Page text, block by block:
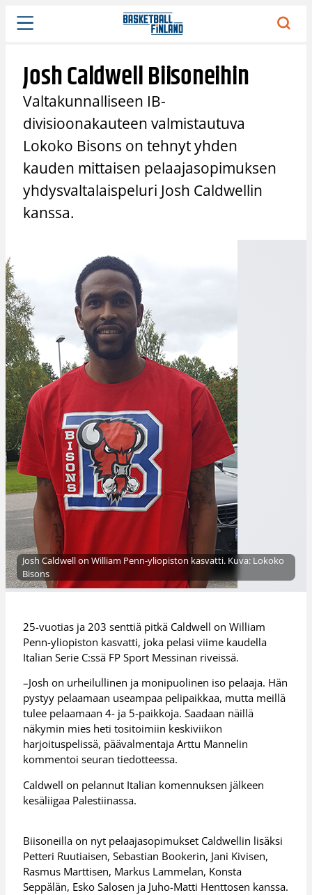
Siirry
sisältöön
Josh Caldwell Biisoneihin
Valtakunnalliseen IB-
divisioonakauteen valmistautuva
Lokoko Bisons on tehnyt yhden
kauden mittaisen pelaajasopimuksen
yhdysvaltalaispeluri Josh Caldwellin
kanssa.
Josh Caldwell on William Penn-yliopiston kasvatti. Kuva: Lokoko
Bisons
25-vuotias ja 203 senttiä pitkä Caldwell on William
Penn-yliopiston kasvatti, joka pelasi viime kaudella
Italian Serie C:ssä FP Sport Messinan riveissä.
–Josh on urheilullinen ja monipuolinen iso pelaaja. Hän
pystyy pelaamaan useampaa pelipaikkaa, mutta meillä
tulee pelaamaan 4- ja 5-paikkoja. Saadaan näillä
näkymin mies heti tositoimiin keskiviikon
harjoituspelissä, päävalmentaja Arttu Mannelin
kommentoi seuran tiedotteessa.
Caldwell on pelannut Italian komennuksen jälkeen
kesäliigaa Palestiinassa.
Biisoneilla on nyt pelaajasopimukset Caldwellin lisäksi
Petteri Ruutiaisen, Sebastian Bookerin, Jani Kivisen,
Rasmus Marttisen, Markus Lammelan, Konsta
Seppälän, Esko Salosen ja Juho-Matti Henttosen kanssa.